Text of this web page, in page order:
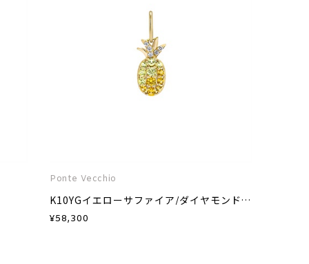
Ponte Vecchio
K10YGイエローサファイア/ダイヤモンドチャーム
¥58,300